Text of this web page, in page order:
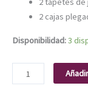
2 cajas
Disponibilidad:3